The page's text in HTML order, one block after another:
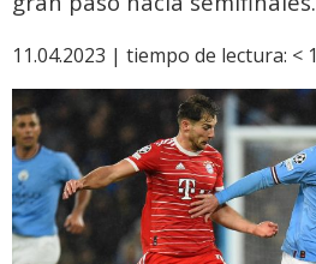
11.04.2023 | tiempo de lectura: < 1